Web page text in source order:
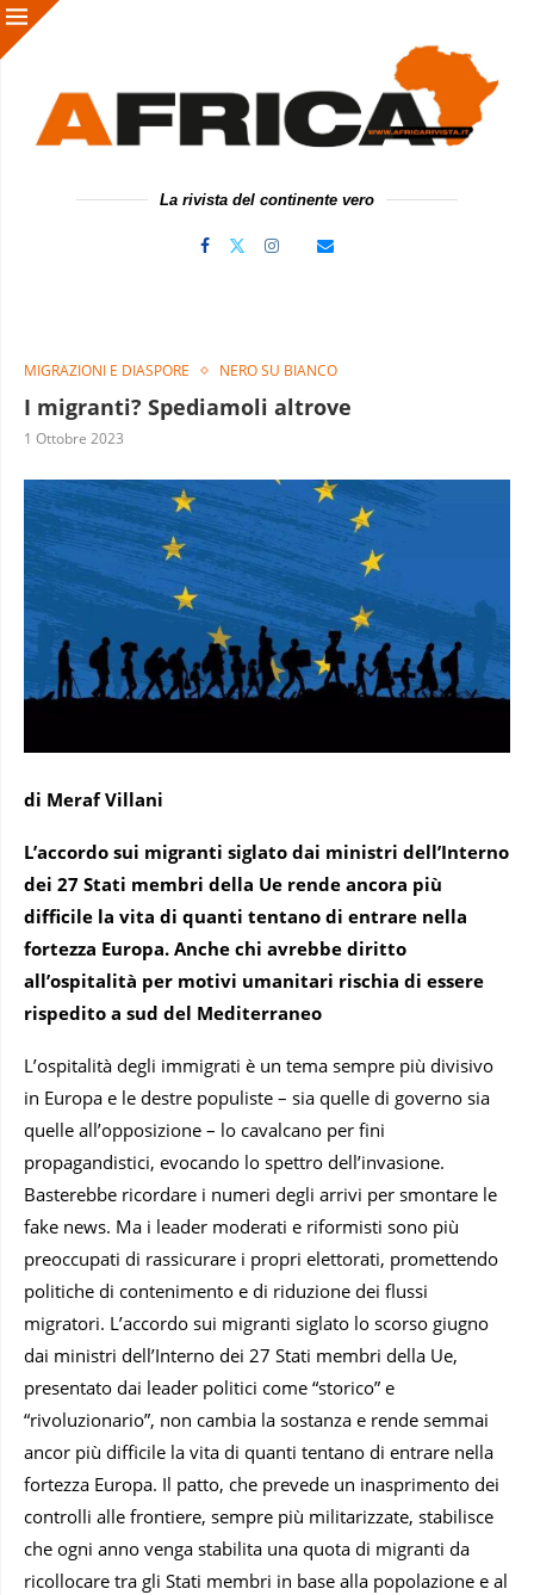
La rivista del continente vero
MIGRAZIONI E DIASPORE NERO SU BIANCO
I migranti? Spediamoli altrove
1 Ottobre 2023
di Meraf Villani
L’accordo sui migranti siglato dai ministri dell’Interno
dei 27 Stati membri della Ue rende ancora più
difficile la vita di quanti tentano di entrare nella
fortezza Europa. Anche chi avrebbe diritto
all’ospitalità per motivi umanitari rischia di essere
rispedito a sud del Mediterraneo
L’ospitalità degli immigrati è un tema sempre più divisivo
in Europa e le destre populiste – sia quelle di governo sia
quelle all’opposizione – lo cavalcano per fini
propagandistici, evocando lo spettro dell’invasione.
Basterebbe ricordare i numeri degli arrivi per smontare le
fake news. Ma i leader moderati e riformisti sono più
preoccupati di rassicurare i propri elettorati, promettendo
politiche di contenimento e di riduzione dei flussi
migratori. L’accordo sui migranti siglato lo scorso giugno
dai ministri dell’Interno dei 27 Stati membri della Ue,
presentato dai leader politici come “storico” e
“rivoluzionario”, non cambia la sostanza e rende semmai
ancor più difficile la vita di quanti tentano di entrare nella
fortezza Europa. Il patto, che prevede un inasprimento dei
controlli alle frontiere, sempre più militarizzate, stabilisce
che ogni anno venga stabilita una quota di migranti da
ricollocare tra gli Stati membri in base alla popolazione e al